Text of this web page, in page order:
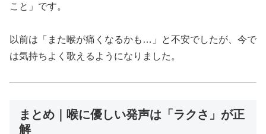
こと」です。
以前は「また喉が痛くなるかも…」と不安でしたが、今で
は気持ちよく歌えるようになりました。
まとめ｜喉に優しい発声は「ラクさ」が正
解